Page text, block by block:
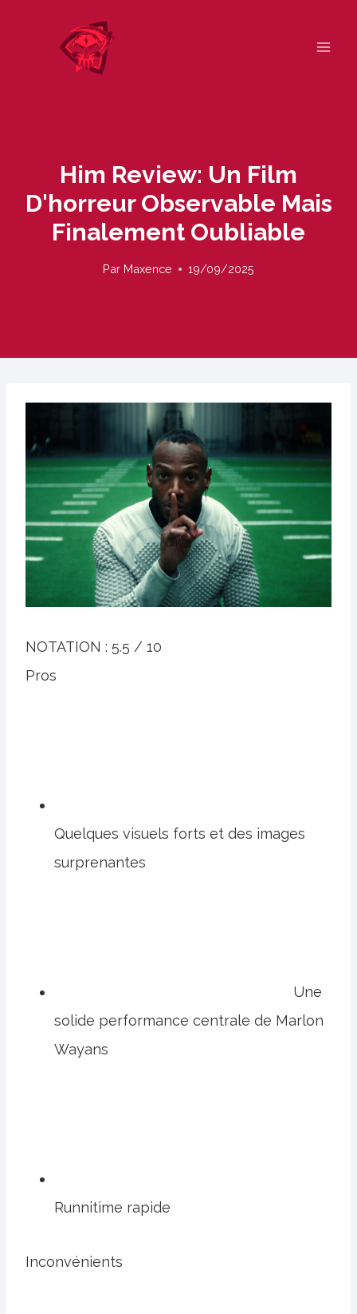
Him Review: Un Film
D'horreur Observable Mais
Finalement Oubliable
Par Maxence 19/09/2025
NOTATION : 5.5 / 10
Pros
Quelques visuels forts et des images
surprenantes
Une
solide performance centrale de Marlon
Wayans
Runnitime rapide
Inconvénients